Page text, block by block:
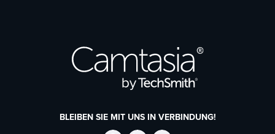
BLEIBEN SIE MIT UNS IN VERBINDUNG!